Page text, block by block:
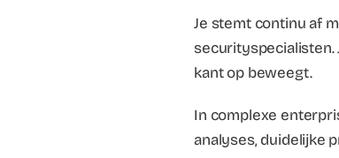
Je stemt continu af
securityspecialisten.
kant op beweegt.
In complexe
analyses, duidelijke